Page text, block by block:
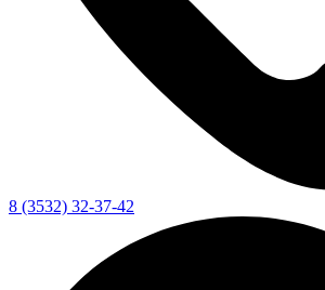
8 (3532) 32-37-42